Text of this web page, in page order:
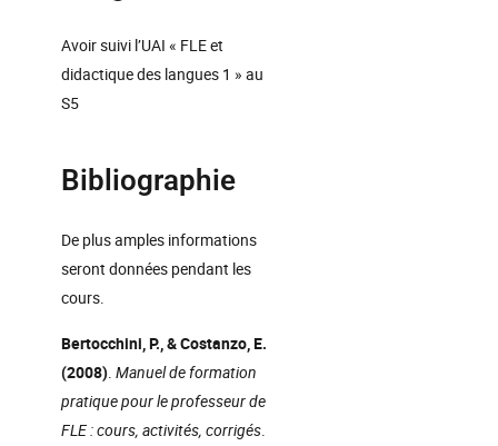
Avoir suivi l’UAI « FLE et
didactique des langues 1 » au
S5
Bibliographie
De plus amples informations
seront données pendant les
cours.
Bertocchini, P., & Costanzo, E.
(2008). Manuel de formation
pratique pour le professeur de
FLE : cours, activités, corrigés.